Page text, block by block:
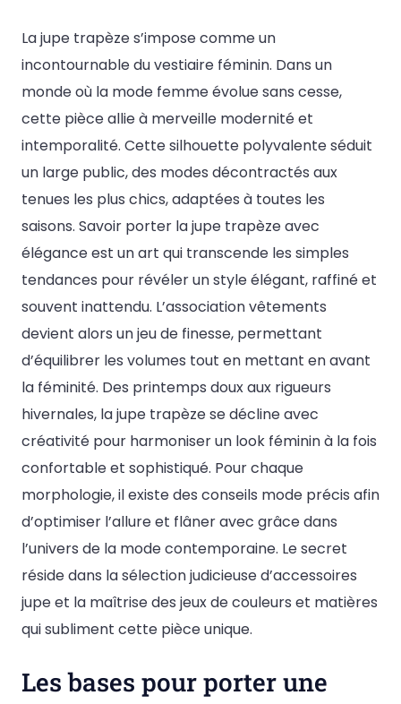
La jupe trapèze s’impose comme un
incontournable du vestiaire féminin. Dans un
monde où la mode femme évolue sans cesse,
cette pièce allie à merveille modernité et
intemporalité. Cette silhouette polyvalente séduit
un large public, des modes décontractés aux
tenues les plus chics, adaptées à toutes les
saisons. Savoir porter la jupe trapèze avec
élégance est un art qui transcende les simples
tendances pour révéler un style élégant, raffiné et
souvent inattendu. L’association vêtements
devient alors un jeu de finesse, permettant
d’équilibrer les volumes tout en mettant en avant
la féminité. Des printemps doux aux rigueurs
hivernales, la jupe trapèze se décline avec
créativité pour harmoniser un look féminin à la fois
confortable et sophistiqué. Pour chaque
morphologie, il existe des conseils mode précis afin
d’optimiser l’allure et flâner avec grâce dans
l’univers de la mode contemporaine. Le secret
réside dans la sélection judicieuse d’accessoires
jupe et la maîtrise des jeux de couleurs et matières
qui subliment cette pièce unique.
Les bases pour porter une